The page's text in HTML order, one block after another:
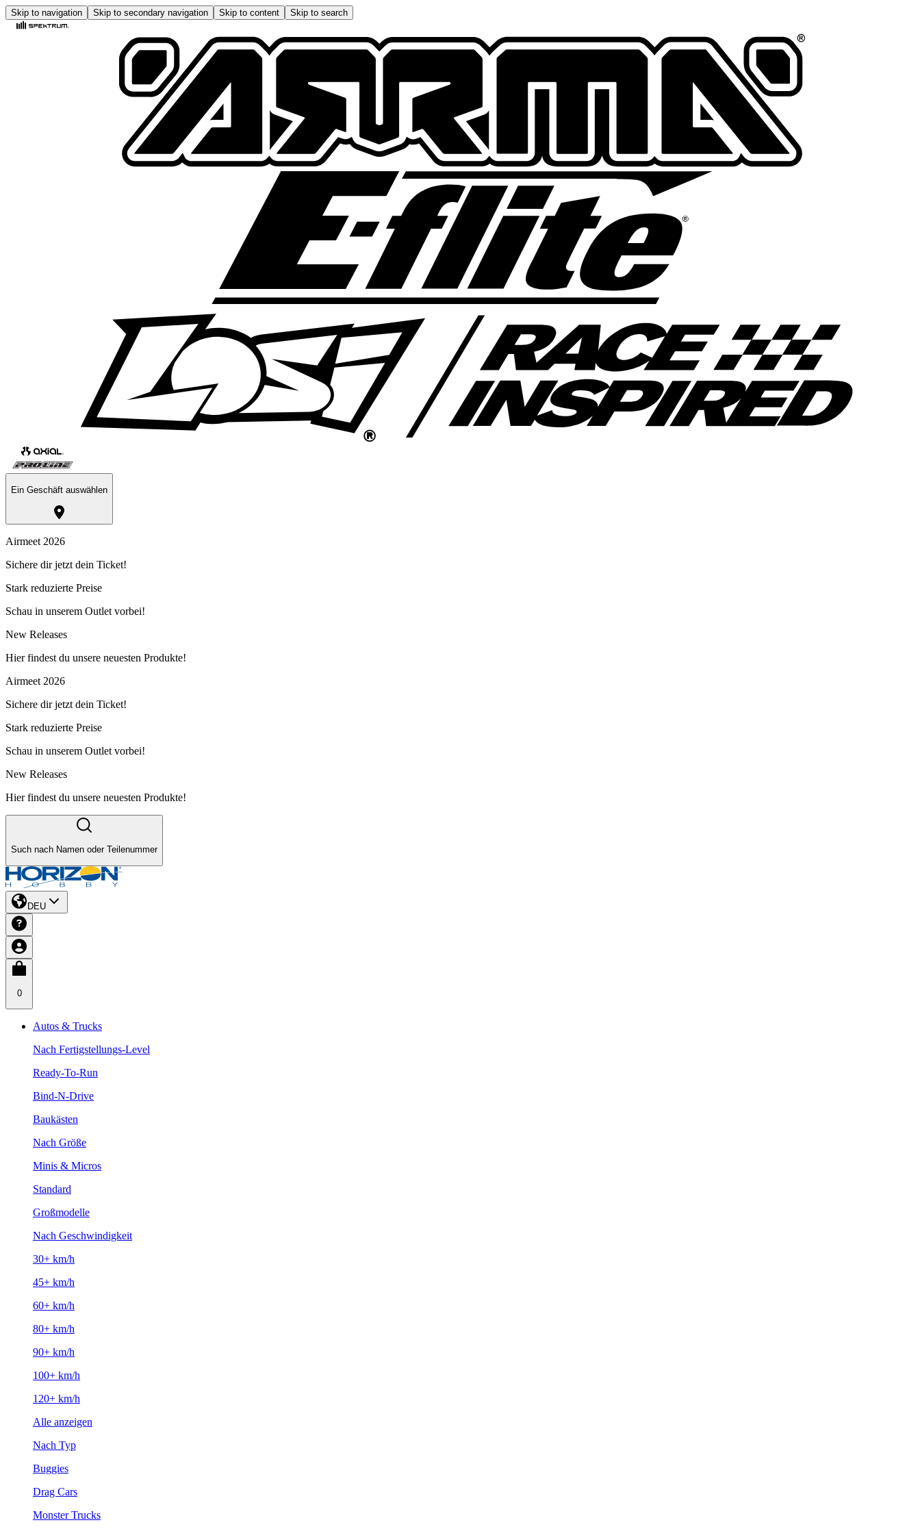
Skip to navigation Skip to secondary navigation Skip to content Skip to search
Ein Geschäft auswählen
Airmeet 2026
Sichere dir jetzt dein Ticket!
Stark reduzierte Preise
Schau in unserem Outlet vorbei!
New Releases
Hier findest du unsere neuesten Produkte!
Airmeet 2026
Sichere dir jetzt dein Ticket!
Stark reduzierte Preise
Schau in unserem Outlet vorbei!
New Releases
Hier findest du unsere neuesten Produkte!
Such nach Namen oder Teilenummer
DEU
0
Autos & Trucks
Nach Fertigstellungs-Level
Ready-To-Run
Bind-N-Drive
Baukästen
Nach Größe
Minis & Micros
Standard
Großmodelle
Nach Geschwindigkeit
30+ km/h
45+ km/h
60+ km/h
80+ km/h
90+ km/h
100+ km/h
120+ km/h
Alle anzeigen
Nach Typ
Buggies
Drag Cars
Monster Trucks